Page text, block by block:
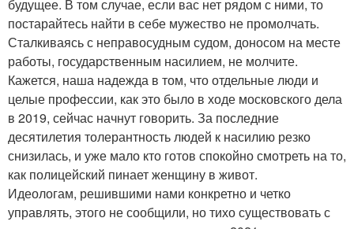
будущее. В том случае, если вас нет рядом с ними, то
постарайтесь найти в себе мужество не промолчать.
Сталкиваясь с неправосудным судом, доносом на месте
работы, государственным насилием, не молчите.
Кажется, наша надежда в том, что отдельные люди и
целые профессии, как это было в ходе московского дела
в 2019, сейчас начнут говорить. За последние
десятилетия толерантность людей к насилию резко
снизилась, и уже мало кто готов спокойно смотреть на то,
как полицейский пинает женщину в живот.
Идеологам, решившими нами конкретно и четко
управлять, этого не сообщили, но тихо существовать с